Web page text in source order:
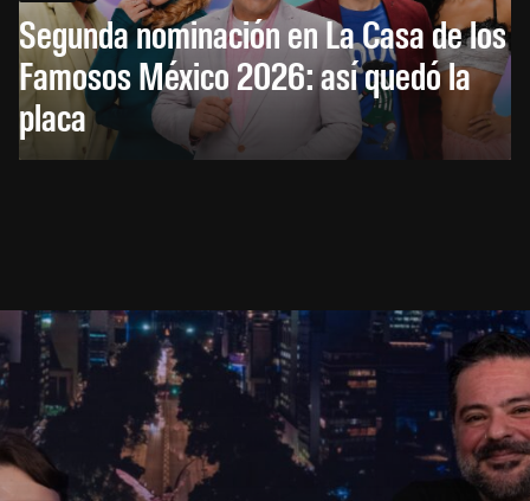
Segunda nominación en La Casa de los
Famosos México 2026: así quedó la
placa